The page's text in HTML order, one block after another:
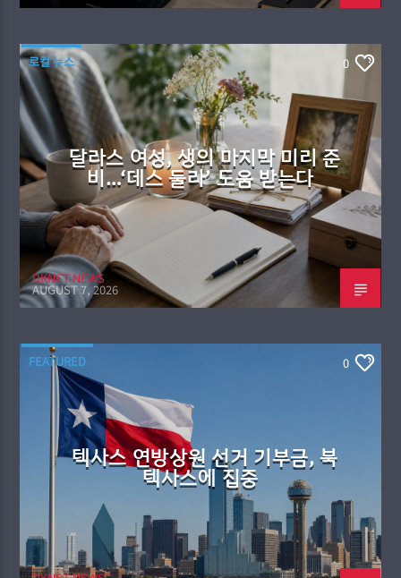
로컬 뉴스 0
달라스 여성, 생의 마지막 미리 준
비…‘데스 둘라’ 도움 받는다
DKNET NEWS
AUGUST 7, 2026
FEATURED 0
텍사스 연방상원 선거 기부금, 북
텍사스에 집중